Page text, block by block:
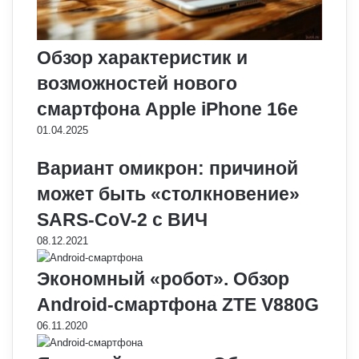
Обзор характеристик и
возможностей нового
смартфона Apple iPhone 16e
01.04.2025
Вариант омикрон: причиной
может быть «столкновение»
SARS-CoV-2 с ВИЧ
08.12.2021
Экономный «робот». Обзор
Android-смартфона ZTE V880G
06.11.2020